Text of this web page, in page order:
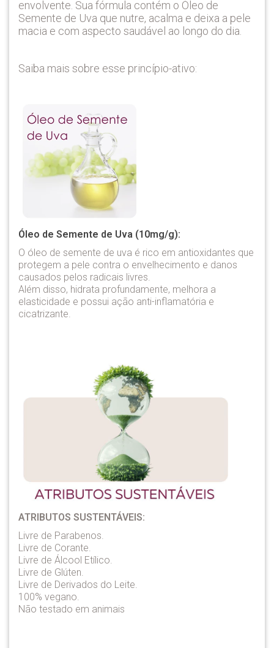
envolvente. Sua fórmula contém o Óleo de
Semente de Uva que nutre, acalma e deixa a pele
macia e com aspecto saudável ao longo do dia.
Saiba mais sobre esse princípio-ativo:
Óleo de Semente de Uva (10mg/g):
O óleo de semente de uva é rico em antioxidantes que
protegem a pele contra o envelhecimento e danos
causados pelos radicais livres.
Além disso, hidrata profundamente, melhora a
elasticidade e possui ação anti-inflamatória e
cicatrizante.
ATRIBUTOS SUSTENTÁVEIS:
Livre de Parabenos.
Livre de Corante.
Livre de Álcool Etílico.
Livre de Glúten.
Livre de Derivados do Leite.
100% vegano.
Não testado em animais